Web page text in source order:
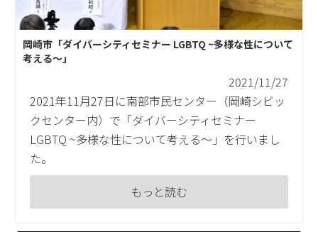
岡崎市「ダイバーシティセミナー LGBTQ ~多様な性について
考える〜」
2021/11/27
2021年11月27日に南部市民センター（岡崎シビッ
クセンター内）で「ダイバーシティセミナー
LGBTQ ~多様な性について考える〜」を行いまし
た。
もっと読む